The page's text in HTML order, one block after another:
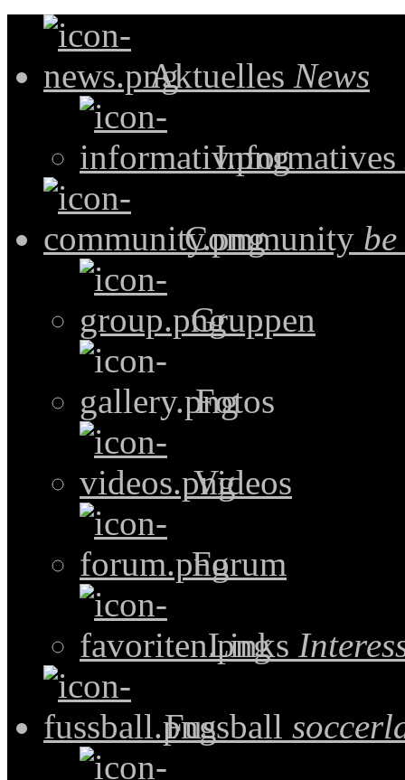
Aktuelles News
Informatives
Community
Gruppen
Fotos
Videos
Forum
Links
Fussball